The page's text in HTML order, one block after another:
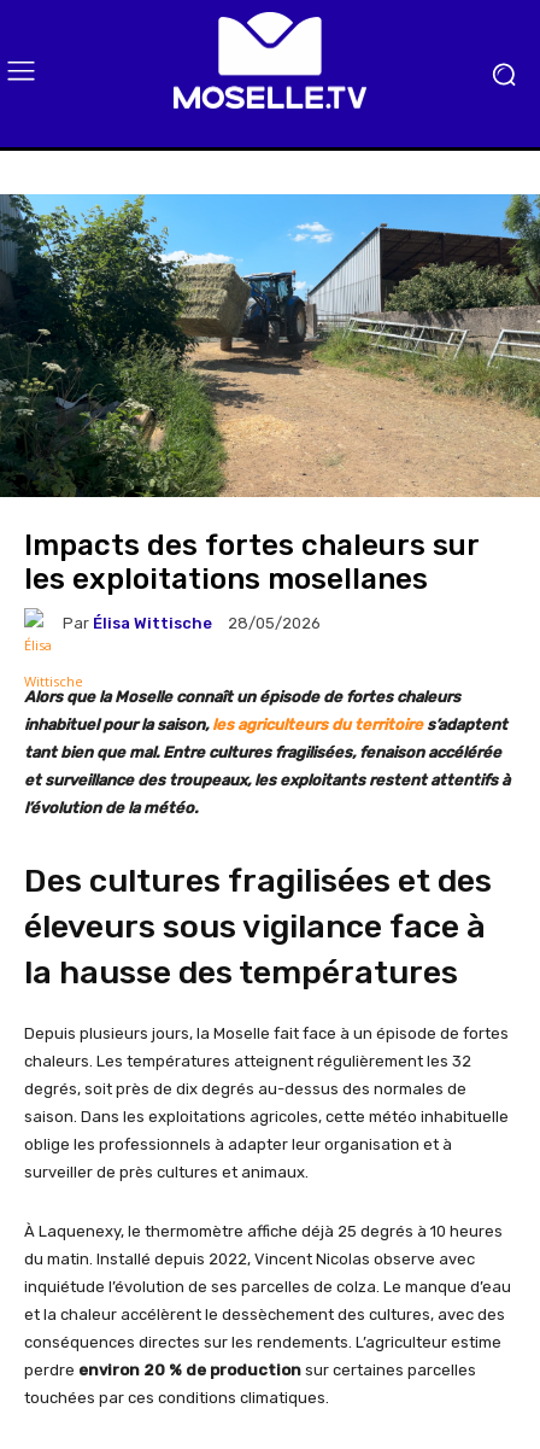
Impacts des fortes chaleurs sur
les exploitations mosellanes
Par Élisa Wittische 28/05/2026
Alors que la Moselle connaît un épisode de fortes chaleurs
inhabituel pour la saison, les agriculteurs du territoire s’adaptent
tant bien que mal. Entre cultures fragilisées, fenaison accélérée
et surveillance des troupeaux, les exploitants restent attentifs à
l’évolution de la météo.
Des cultures fragilisées et des
éleveurs sous vigilance face à
la hausse des températures
Depuis plusieurs jours, la Moselle fait face à un épisode de fortes
chaleurs. Les températures atteignent régulièrement les 32
degrés, soit près de dix degrés au-dessus des normales de
saison. Dans les exploitations agricoles, cette météo inhabituelle
oblige les professionnels à adapter leur organisation et à
surveiller de près cultures et animaux.
À Laquenexy, le thermomètre affiche déjà 25 degrés à 10 heures
du matin. Installé depuis 2022, Vincent Nicolas observe avec
inquiétude l’évolution de ses parcelles de colza. Le manque d’eau
et la chaleur accélèrent le dessèchement des cultures, avec des
conséquences directes sur les rendements. L’agriculteur estime
perdre environ 20 % de production sur certaines parcelles
touchées par ces conditions climatiques.